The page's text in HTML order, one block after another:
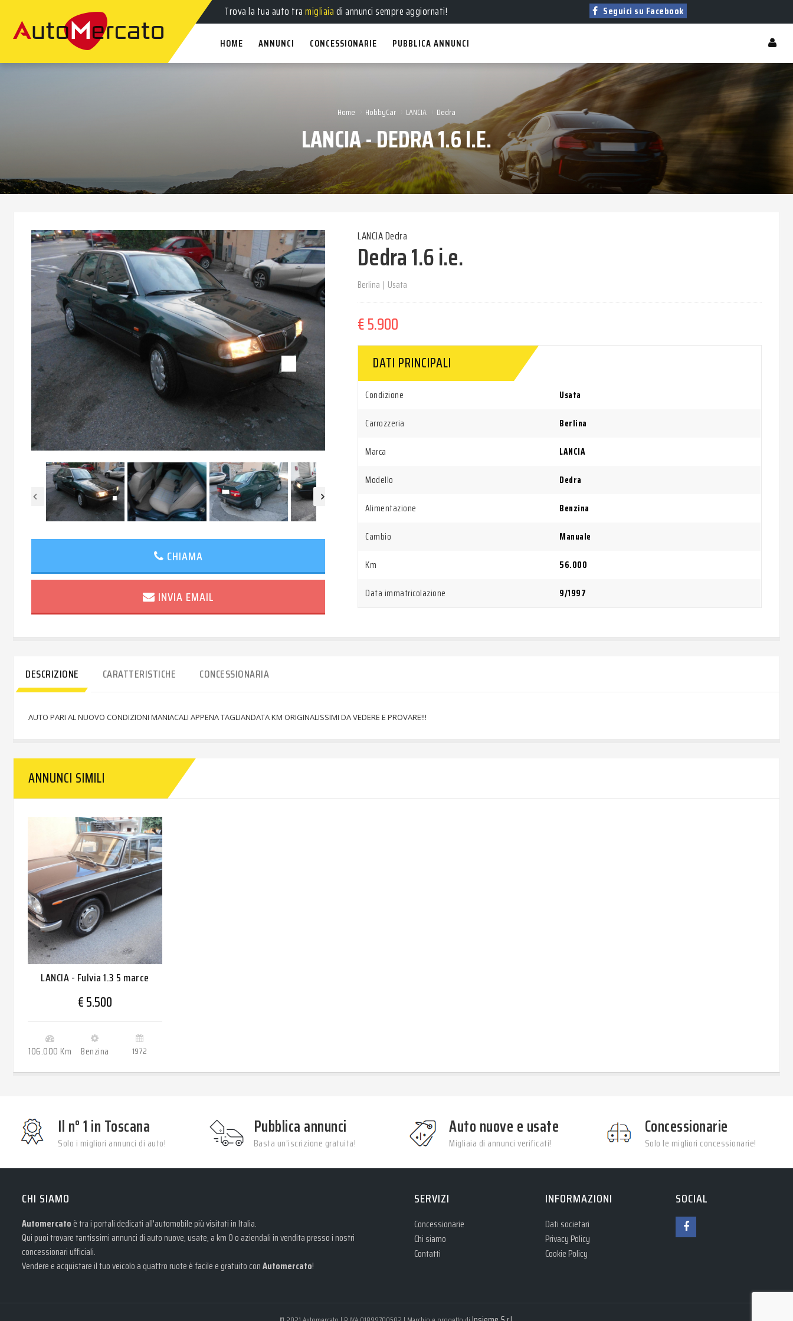
Autonuove,usate, akm 0eaziendaliin vendita!
Trova la tua auto tramigliaiadi annunci sempre aggiornati!
Seguici su Facebook
HOME ANNUNCI CONCESSIONARIE PUBBLICA ANNUNCI
Home HobbyCar LANCIA Dedra
LANCIA - DEDRA 1.6 I.E.
CHIAMA
INVIA EMAIL
LANCIA Dedra
Dedra 1.6 i.e.
Berlina | Usata
€ 5.900
DATI PRINCIPALI
Condizione
Usata
Carrozzeria
Berlina
Marca
LANCIA
Modello
Dedra
Alimentazione
Benzina
Cambio
Manuale
Km
56.000
Data immatricolazione
9/1997
DESCRIZIONE CARATTERISTICHE CONCESSIONARIA
AUTO PARI AL NUOVO CONDIZIONI MANIACALI APPENA TAGLIANDATA KM ORIGINALISSIMI DA VEDERE E PROVARE!!!
ANNUNCI SIMILI
LANCIA - Fulvia 1.3 5 marce
€ 5.500
106.000 Km Benzina 1972
Il n° 1 in Toscana
Solo i migliori annunci di auto!
Pubblica annunci
Basta un’iscrizione gratuita!
Auto nuove e usate
Migliaia di annunci verificati!
Concessionarie
Solo le migliori concessionarie!
CHI SIAMO
Automercato è tra i portali dedicati all'automobile più visitati in Italia.
Qui puoi trovare tantissimi annunci di auto nuove, usate, a km 0 o aziendali in vendita presso i nostri
concessionari ufficiali.
Vendere e acquistare il tuo veicolo a quattro ruote è facile e gratuito conAutomercato!
SERVIZI
Concessionarie
Chi siamo
Contatti
INFORMAZIONI
Dati societari
Privacy Policy
Cookie Policy
SOCIAL